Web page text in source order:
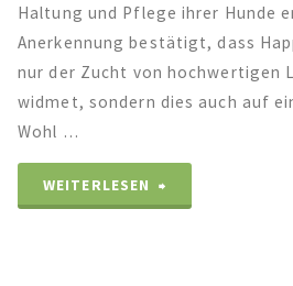
Haltung und Pflege ihrer Hunde
Anerkennung bestätigt, dass
nur der Zucht von hochwertigen
widmet, sondern dies auch auf
Wohl …
WEITERLESEN